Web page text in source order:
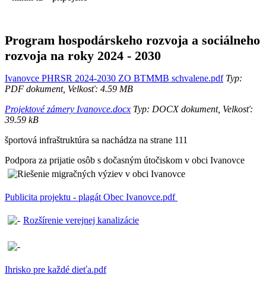
Program hospodárskeho rozvoja a sociálneho
rozvoja na roky 2024 - 2030
Ivanovce PHRSR 2024-2030 ZO BTMMB schvalene.pdfTyp:
PDF dokument, Velkosť: 4.59 MB
Projektové zámery Ivanovce.docx Typ: DOCX dokument, Velkosť:
39.59 kB
športová infraštruktúra sa nachádza na strane 111
Podpora za prijatie osôb s dočasným útočiskom v obci Ivanovce
Publicita projektu - plagát Obec Ivanovce.pdf
Rozšírenie verejnej kanalizácie
Ihrisko pre každé dieťa.pdf